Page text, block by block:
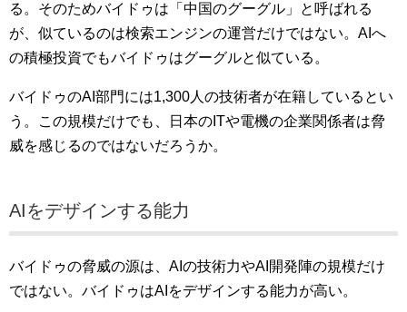
る。そのためバイドゥは「中国のグーグル」と呼ばれる
が、似ているのは検索エンジンの運営だけではない。AIへ
の積極投資でもバイドゥはグーグルと似ている。
バイドゥのAI部門には1,300人の技術者が在籍しているとい
う。この規模だけでも、日本のITや電機の企業関係者は脅
威を感じるのではないだろうか。
AIをデザインする能力
バイドゥの脅威の源は、AIの技術力やAI開発陣の規模だけ
ではない。バイドゥはAIをデザインする能力が高い。